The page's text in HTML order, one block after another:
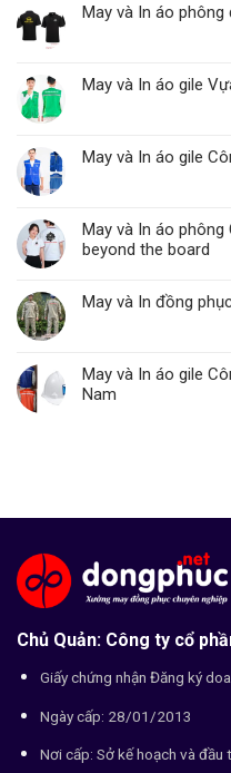
May và In áo
May và In áo gile
May và In áo gile
May và In áo phông
beyond the board
May và In đồng
May và In áo gile
Nam
Chủ Quản: Công ty cổ
Giấy chứng nhận Đăng ký
Ngày cấp: 28/01/2013
Nơi cấp: Sở kế hoạch và đầu